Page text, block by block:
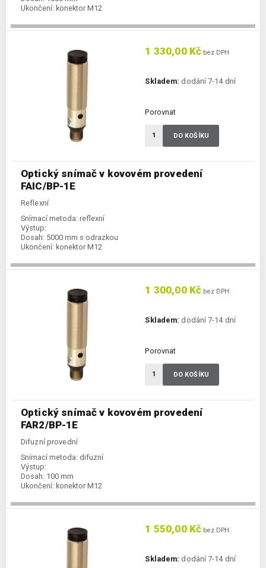
Ukončení: konektor M12
Optický snímač v kovovém provedení
FAIC/BP-1E
Reflexní
Snímací metoda: reflexní
Výstup:
Dosah: 5000 mm s odrazkou
Ukončení: konektor M12
1 330,00 Kč bez DPH
Skladem: dodání 7-14 dní
Porovnat
DO KOŠÍKU
Optický snímač v kovovém provedení
FAR2/BP-1E
Difuzní provední
Snímací metoda: difuzní
Výstup:
Dosah: 100 mm
Ukončení: konektor M12
1 300,00 Kč bez DPH
Skladem: dodání 7-14 dní
Porovnat
DO KOŠÍKU
1 550,00 Kč bez DPH
Skladem: dodání 7-14 dní